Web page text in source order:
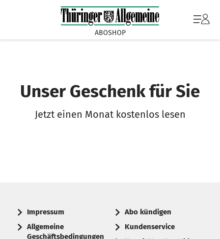
ABOSHOP
Unser Geschenk für Sie
Jetzt einen Monat kostenlos lesen
Impressum
Allgemeine
Geschäftsbedingungen
Abo kündigen
Kundenservice